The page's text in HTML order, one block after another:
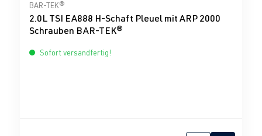
Durchschnittliche Bewertung von 5 von 5 Sternen
BAR-TEK®
2.0L TSI EA888 H-Schaft Pleuel mit ARP 2000
Schrauben BAR-TEK®
Sofort versandfertig!